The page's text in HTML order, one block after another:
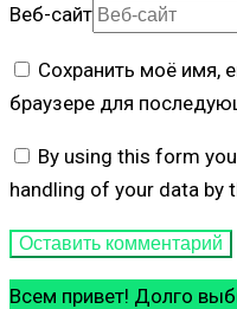
Веб-сайт
Сохранить моё имя,
браузере для
By using this form
handling of your data by
Всем привет! Долго